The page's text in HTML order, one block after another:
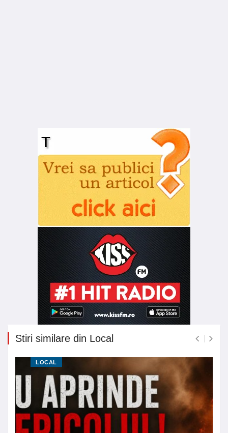
Stiri similare din Local
LOCAL